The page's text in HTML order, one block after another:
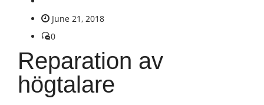
June 21, 2018
0
Reparation av
högtalare